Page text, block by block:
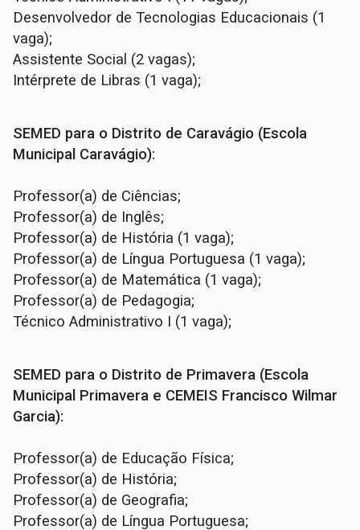
Desenvolvedor de Tecnologias Educacionais (1
vaga);
Assistente Social (2 vagas);
Intérprete de Libras (1 vaga);
SEMED para o Distrito de Caravágio (Escola
Municipal Caravágio):
Professor(a) de Ciências;
Professor(a) de Inglês;
Professor(a) de História (1 vaga);
Professor(a) de Língua Portuguesa (1 vaga);
Professor(a) de Matemática (1 vaga);
Professor(a) de Pedagogia;
Técnico Administrativo I (1 vaga);
SEMED para o Distrito de Primavera (Escola
Municipal Primavera e CEMEIS Francisco Wilmar
Garcia):
Professor(a) de Educação Física;
Professor(a) de História;
Professor(a) de Geografia;
Professor(a) de Língua Portuguesa;